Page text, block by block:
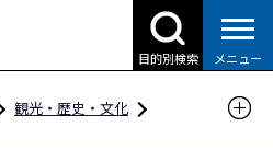
目的別検索 メニュー
観光・歴史・文化